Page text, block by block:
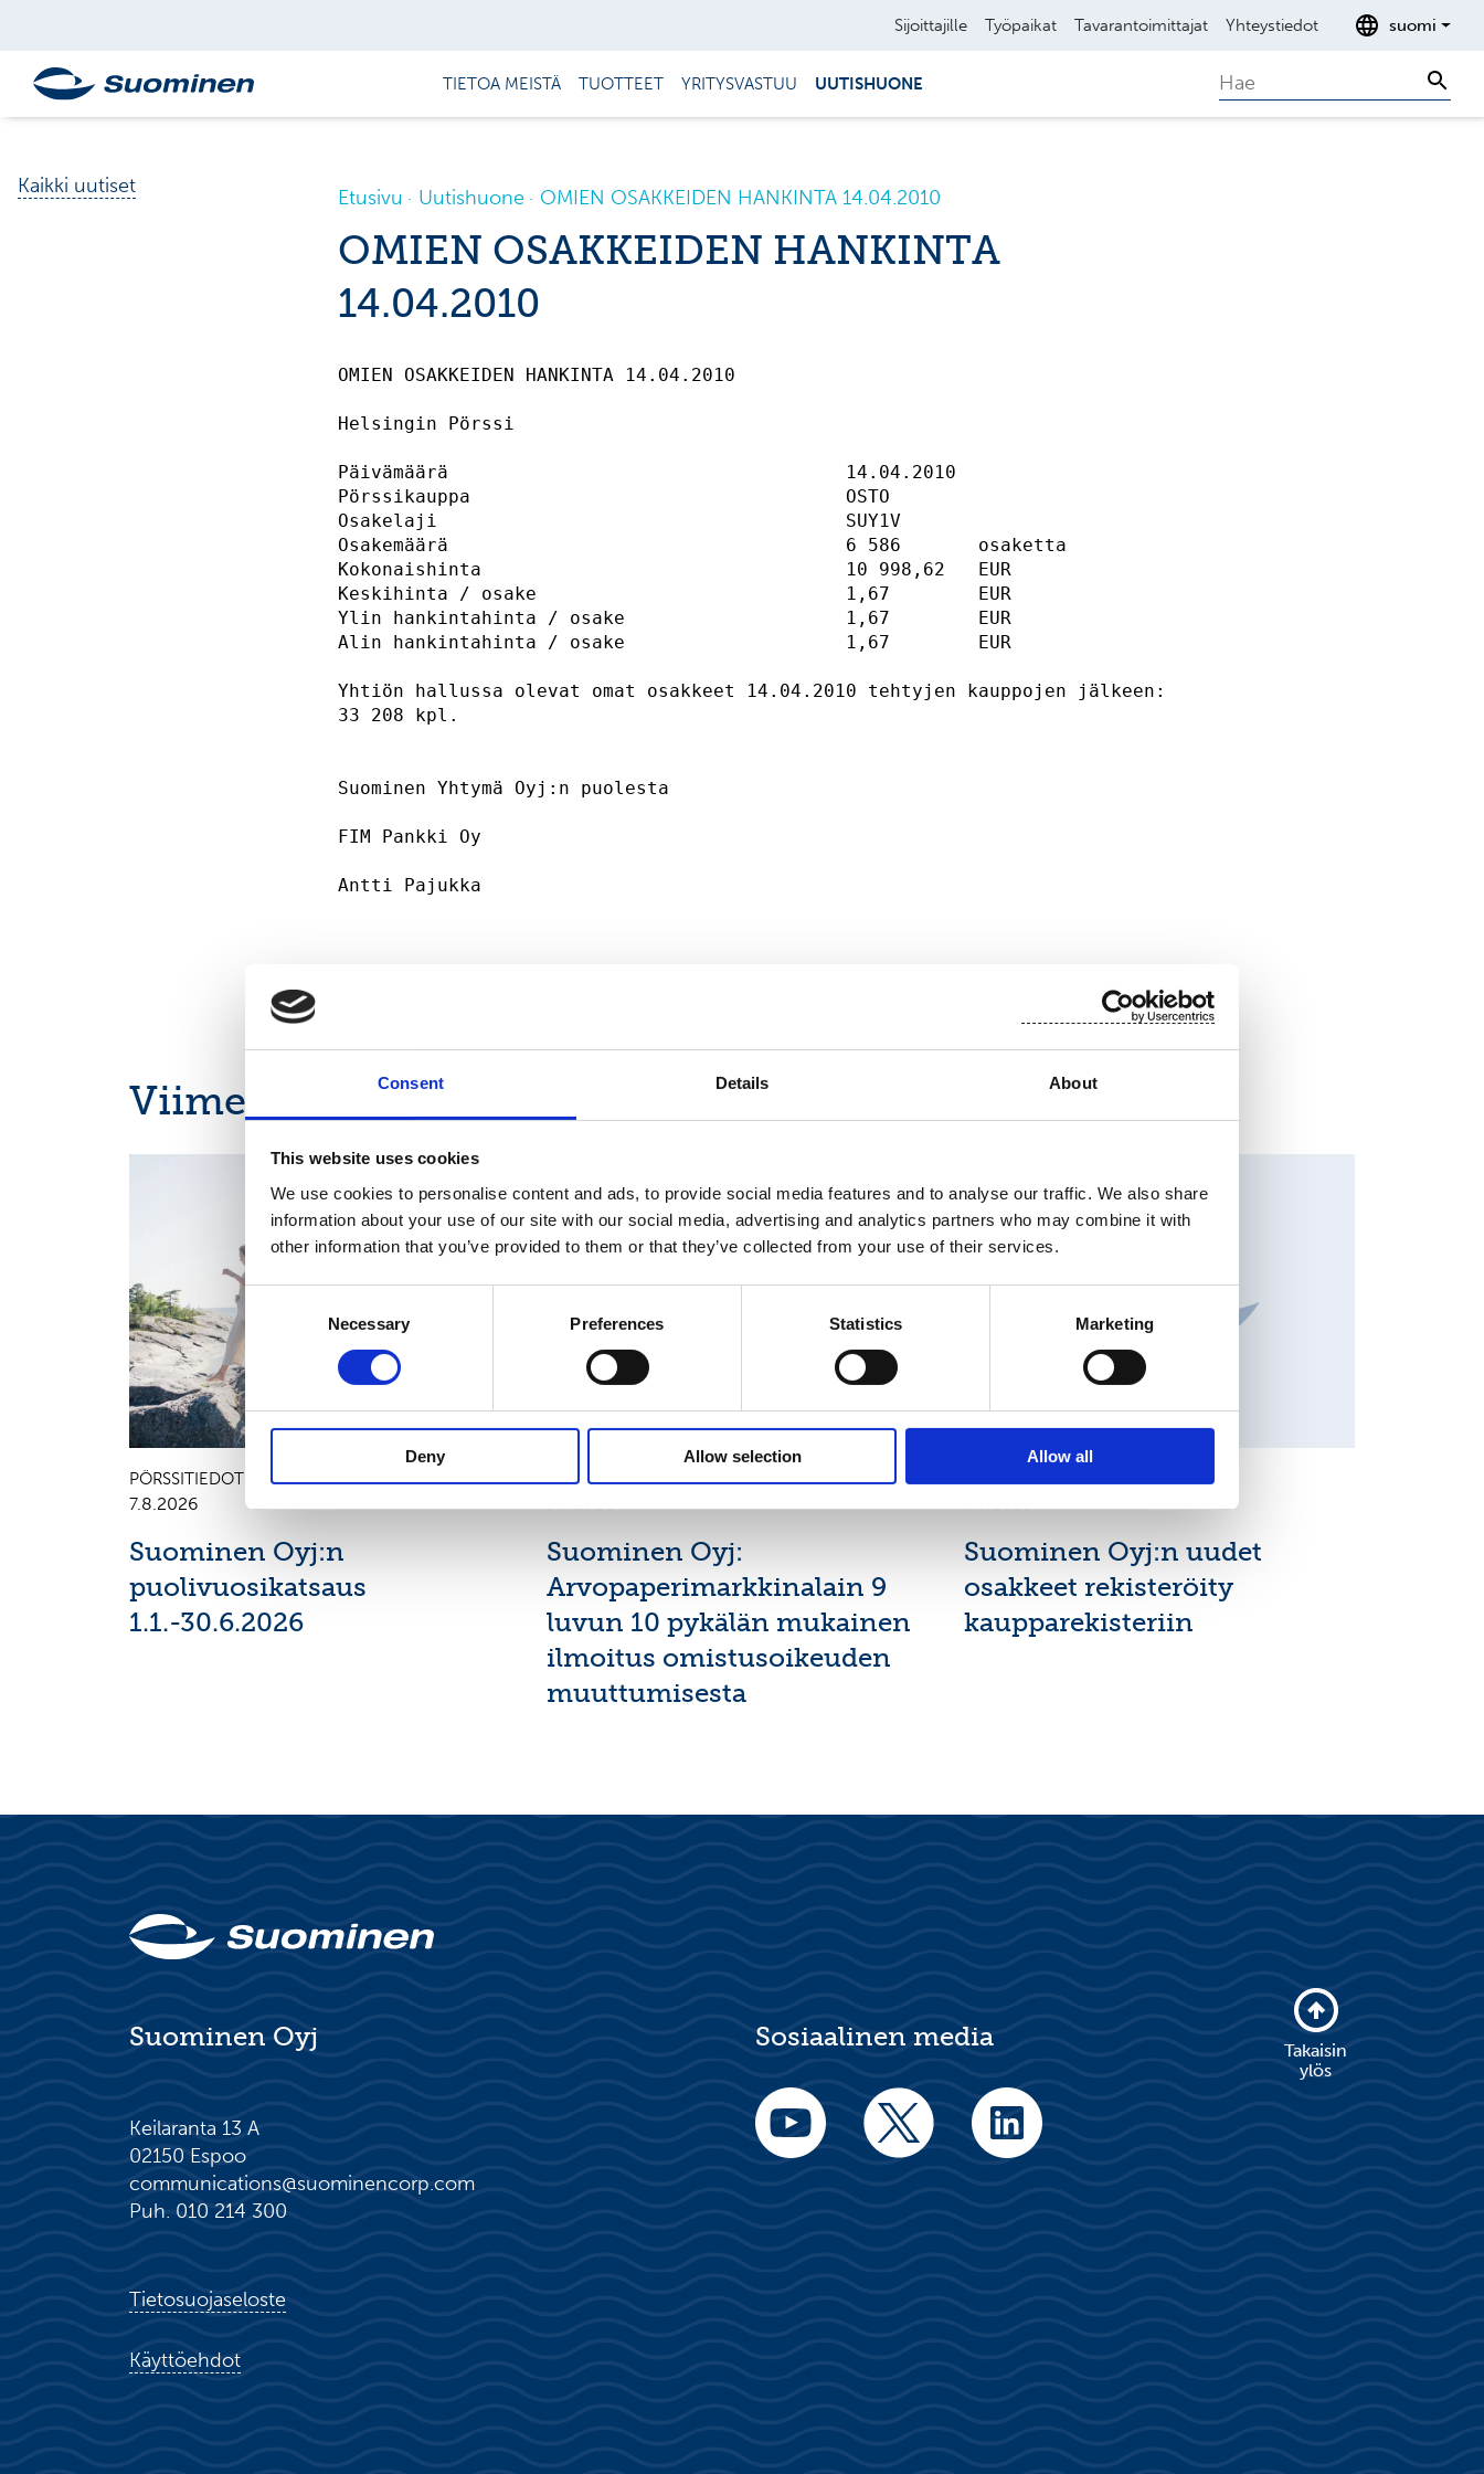
Consent Details About
This website uses cookies
We use cookies to personalise content and ads, to provide social media features and to analyse our traffic. We also share
information about your use of our site with our social media, advertising and analytics partners who may combine it with
other information that you’ve provided to them or that they’ve collected from your use of their services.
Selection
Necessary Preferences Statistics Marketing
Deny Allow selection Allow all
Sijoittajille Työpaikat Tavarantoimittajat Yhteystiedot suomi
TIETOA MEISTÄ TUOTTEET YRITYSVASTUU UUTISHUONE Search
Kaikki uutiset Etusivu Uutishuone OMIEN OSAKKEIDEN HANKINTA 14.04.2010
OMIEN OSAKKEIDEN HANKINTA
14.04.2010
OMIEN OSAKKEIDEN HANKINTA 14.04.2010
Helsingin Pörssi
Päivämäärä                                    14.04.2010
Pörssikauppa                                  OSTO
Osakelaji                                     SUY1V
Osakemäärä                                    6 586       osaketta
Kokonaishinta                                 10 998,62   EUR
Keskihinta / osake                            1,67        EUR
Ylin hankintahinta / osake                    1,67        EUR
Alin hankintahinta / osake                    1,67        EUR
Yhtiön hallussa olevat omat osakkeet 14.04.2010 tehtyjen kauppojen jälkeen:
33 208 kpl.
Suominen Yhtymä Oyj:n puolesta
FIM Pankki Oy
Viimeisimmät uutiset
OSAVUOSIKATSAUKSET, EUROPEAN REGULATORY
PÖRSSITIEDOTE
7.8.2026
Suominen Oyj:n
puolivuosikatsaus
1.1.-30.6.2026
REGULATORY NEWS
PÖRSSITIEDOTE
Suominen Oyj:
Arvopaperimarkkinalain 9
luvun 10 pykälän mukainen
ilmoitus omistusoikeuden
muuttumisesta
REGULATORY NEWS
Suominen Oyj:n uudet
osakkeet rekisteröity
kaupparekisteriin
Suominen Oyj
Keilaranta 13 A
02150 Espoo
communications@suominencorp.com
Puh. 010 214 300
Tietosuojaseloste
Käyttöehdot
Sosiaalinen media
Takaisin
ylös